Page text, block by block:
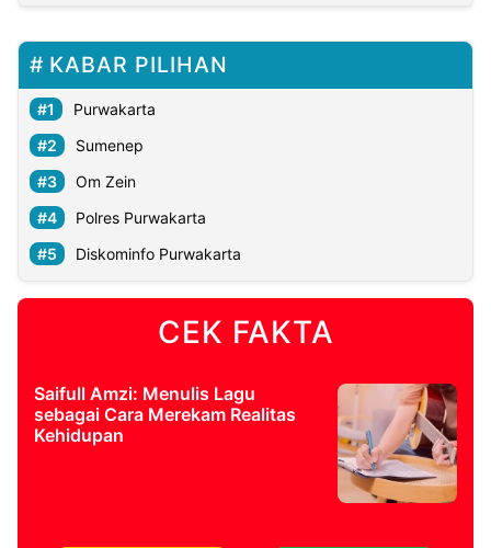
KABAR PILIHAN
Purwakarta
Sumenep
Om Zein
Polres Purwakarta
Diskominfo Purwakarta
CEK FAKTA
Saifull Amzi: Menulis Lagu
sebagai Cara Merekam Realitas
Kehidupan